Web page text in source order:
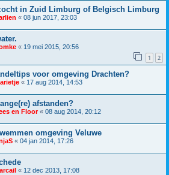
in Zuid Limburg of Belgisch Limburg
« 08 jun 2017, 23:03
« 19 mei 2015, 20:56
1 2
voor omgeving Drachten?
« 17 aug 2014, 14:53
afstanden?
en Floor« 08 aug 2014, 20:12
omgeving Veluwe
« 04 jan 2014, 17:26
« 12 dec 2013, 17:08